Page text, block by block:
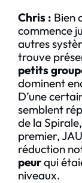
Chris : Bien
commence
autres
trouve
petits
dominent
D’une
semblent
de la
premier,
réduction
peurqui
niveaux.